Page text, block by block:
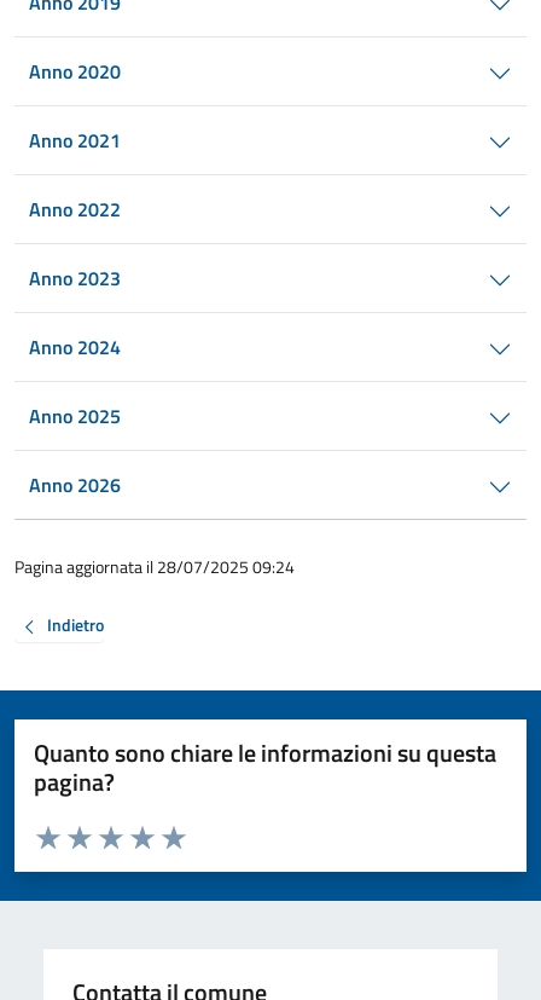
Anno 2020
Anno 2021
Anno 2022
Anno 2023
Anno 2024
Anno 2025
Anno 2026
Pagina aggiornata il 28/07/2025 09:24
Indietro
Quanto sono chiare le informazioni su questa
pagina?
Valuta da 1 a 5 stelle la pagina
Valuta 5 stelle su 5
Valuta 4 stelle su 5
Valuta 3 stelle su 5
Valuta 2 stelle su 5
Valuta 1 stelle su 5
Contatta il comune